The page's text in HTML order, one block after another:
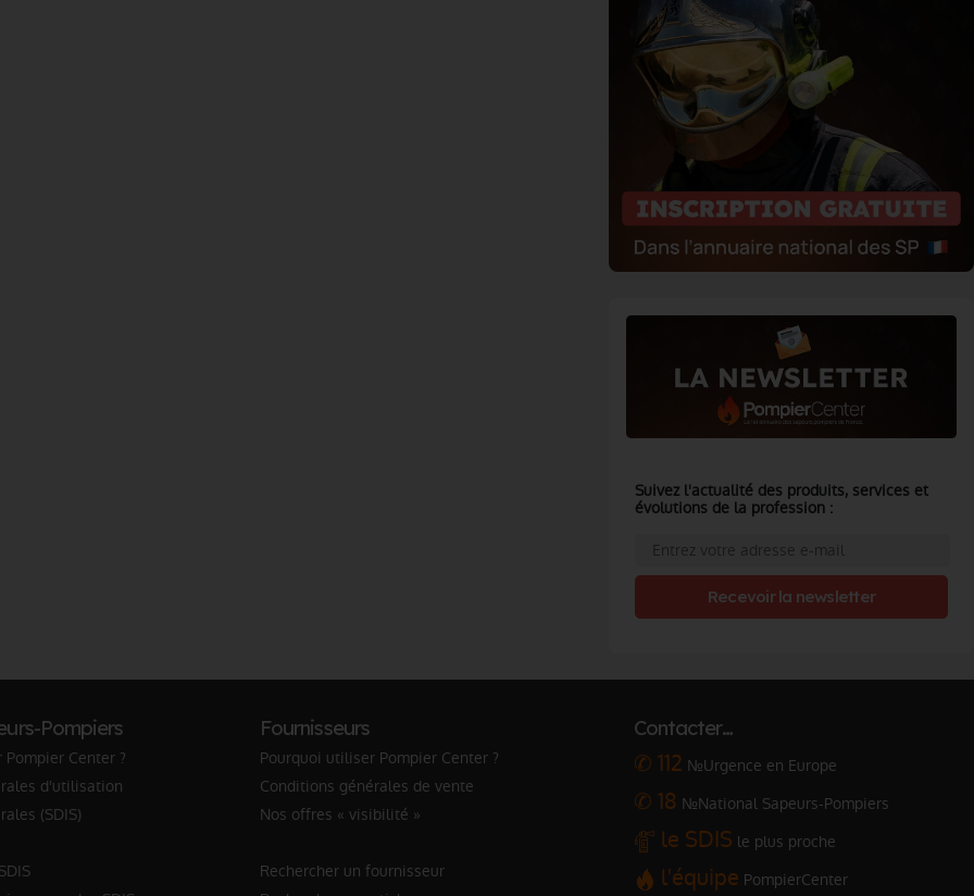
Suivez l'actualité des produits, services et
évolutions de la profession :
Recevoir la newsletter
Pompiers
Center ?
d'utilisation
(SDIS)
Fournisseurs
Pourquoi utiliser Pompier Center ?
Conditions générales de vente
Nos offres « visibilité »
Rechercher un fournisseur
Contacter…
✆ 112 №Urgence en Europe
✆ 18 №National Sapeurs-Pompiers
le SDIS le plus proche
l'équipe PompierCenter